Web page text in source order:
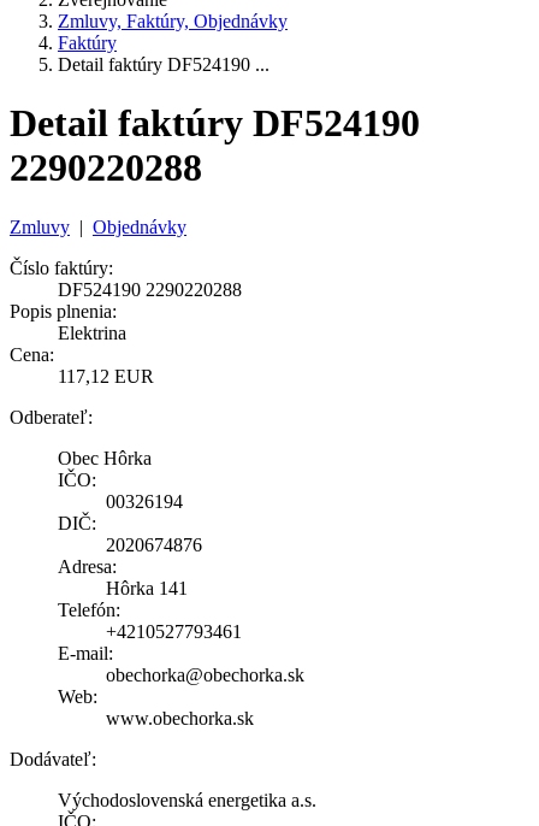
Zmluvy, Faktúry, Objednávky
Faktúry
Detail faktúry DF524190 ...
Detail faktúry DF524190
2290220288
Zmluvy | Objednávky
Číslo faktúry:
DF524190 2290220288
Popis plnenia:
Elektrina
Cena:
117,12 EUR
Odberateľ:
Obec Hôrka
IČO:
00326194
DIČ:
2020674876
Adresa:
Hôrka 141
Telefón:
+4210527793461
E-mail:
obechorka@obechorka.sk
Web:
www.obechorka.sk
Dodávateľ:
Východoslovenská energetika a.s.
IČO: